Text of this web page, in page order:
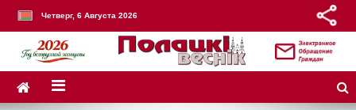
Четверг, 6 Августа 2026